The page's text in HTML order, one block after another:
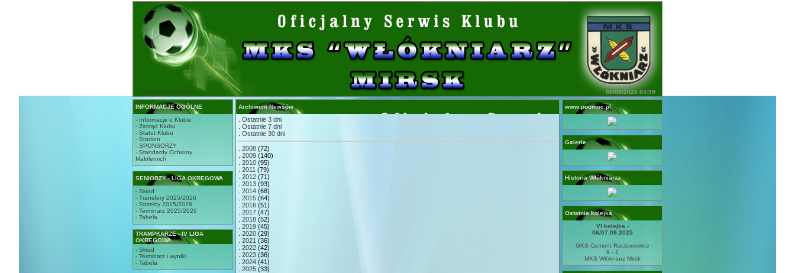
STRONA GŁÓWNA 08/08/2026 04:59
INFORMACJE OGÓLNE
- Informacje o Klubie
- Zarząd Klubu
- Statut Klubu
- Stadion
- SPONSORZY
- Standardy Ochrony
Małoletnich
SENIORZY - LIGA OKRĘGOWA
- Skład
- Transfery 2025/2026
- Strzelcy 2025/2026
- Terminarz 2025/2026
- Tabela
TRAMPKARZE - IV LIGA
OKRĘGOWA
- Skład
- Terminarz i wyniki
- Tabela
Archiwum Newsów
Ostatnie 3 dni
Ostatnie 7 dni
Ostatnie 30 dni
2008 (72)
2009 (140)
2010 (95)
2011 (79)
2012 (71)
2013 (93)
2014 (68)
2015 (64)
2016 (51)
2017 (47)
2018 (52)
2019 (45)
2020 (29)
2021 (36)
2022 (42)
2023 (36)
2024 (41)
2025 (33)
www.poomoc.pl
Galerie
Historia Włókniarza
Ostatnia kolejka
VI kolejka -
06/07.09.2025
GKS Cement Raciborowice
9 - 1
MKS Włókniarz Mirsk